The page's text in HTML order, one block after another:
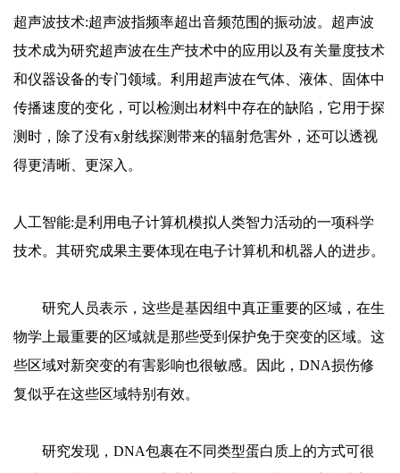
超声波技术:超声波指频率超出音频范围的振动波。超声波
技术成为研究超声波在生产技术中的应用以及有关量度技术
和仪器设备的专门领域。利用超声波在气体、液体、固体中
传播速度的变化，可以检测出材料中存在的缺陷，它用于探
测时，除了没有x射线探测带来的辐射危害外，还可以透视
得更清晰、更深入。
人工智能:是利用电子计算机模拟人类智力活动的一项科学
技术。其研究成果主要体现在电子计算机和机器人的进步。
研究人员表示，这些是基因组中真正重要的区域，在生
物学上最重要的区域就是那些受到保护免于突变的区域。这
些区域对新突变的有害影响也很敏感。因此，DNA损伤修
复似乎在这些区域特别有效。
研究发现，DNA包裹在不同类型蛋白质上的方式可很